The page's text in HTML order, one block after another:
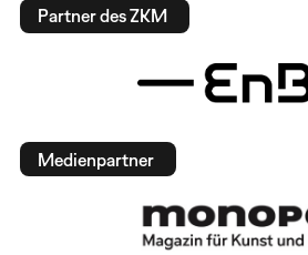
Partner des ZKM
Medienpartner